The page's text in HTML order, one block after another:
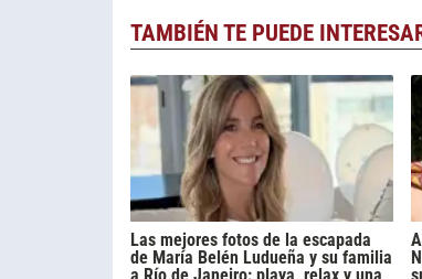
TAMBIÉN TE PUEDE
Las mejores fotos de la escapada
de María Belén Ludueña y su familia